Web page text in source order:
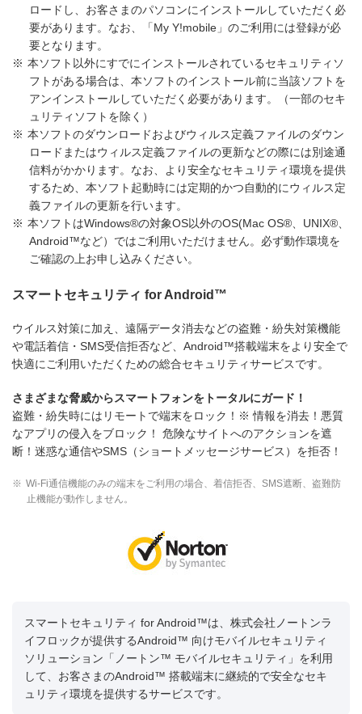
ロードし、お客さまのパソコンにインストールしていただく必
要があります。なお、「My Y!mobile」のご利用には登録が必
要となります。
※ 本ソフト以外にすでにインストールされているセキュリティソ
フトがある場合は、本ソフトのインストール前に当該ソフトを
アンインストールしていただく必要があります。（一部のセキ
ュリティソフトを除く）
※ 本ソフトのダウンロードおよびウィルス定義ファイルのダウン
ロードまたはウィルス定義ファイルの更新などの際には別途通
信料がかかります。なお、より安全なセキュリティ環境を提供
するため、本ソフト起動時には定期的かつ自動的にウィルス定
義ファイルの更新を行います。
※ 本ソフトはWindows®の対象OS以外のOS(Mac OS®、UNIX®、
Android™など）ではご利用いただけません。必ず動作環境を
ご確認の上お申し込みください。
スマートセキュリティ for Android™
ウイルス対策に加え、遠隔データ消去などの盗難・紛失対策機能
や電話着信・SMS受信拒否など、Android™搭載端末をより安全で
快適にご利用いただくための総合セキュリティサービスです。
さまざまな脅威からスマートフォンをトータルにガード！
盗難・紛失時にはリモートで端末をロック！※ 情報を消去！悪質
なアプリの侵入をブロック！ 危険なサイトへのアクションを遮
断！迷惑な通信やSMS（ショートメッセージサービス）を拒否！
※ Wi-Fi通信機能のみの端末をご利用の場合、着信拒否、SMS遮断、盗難防
止機能が動作しません。
スマートセキュリティ for Android™は、株式会社ノートンラ
イフロックが提供するAndroid™ 向けモバイルセキュリティ
ソリューション「ノートン™ モバイルセキュリティ」を利用
して、お客さまのAndroid™ 搭載端末に継続的で安全なセキ
ュリティ環境を提供するサービスです。